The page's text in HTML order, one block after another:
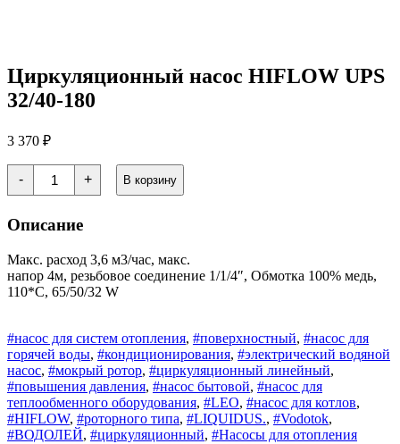
Циркуляционный насос HIFLOW UPS
32/40-180
3 370 ₽
-
Количество
товара
Циркуляционный
HIFLOW
32/40-
180
+ В корзину
Описание
Макс. расход 3,6 м3/час, макс.
напор 4м, резьбовое соединение 1/1/4″, Обмотка 100% медь,
110*С, 65/50/32 W
#насос для систем отопления, #поверхностный, #насос для
горячей воды, #кондиционирования, #электрический водяной
насос, #мокрый ротор, #циркуляционный линейный,
#повышения давления, #насос бытовой, #насос для
теплообменного оборудования, #LEO, #насос для котлов,
#HIFLOW, #роторного типа, #LIQUIDUS., #Vodotok,
#ВОДОЛЕЙ, #циркуляционный, #Насосы для отопления